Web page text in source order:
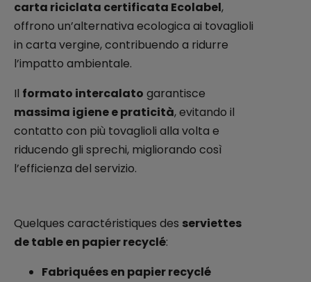
carta riciclata certificata Ecolabel,
offrono un’alternativa ecologica ai tovaglioli
in carta vergine, contribuendo a ridurre
l’impatto ambientale.
Il formato intercalato garantisce
massima igiene e praticità, evitando il
contatto con più tovaglioli alla volta e
riducendo gli sprechi, migliorando così
l’efficienza del servizio.
Quelques caractéristiques des serviettes
de table en papier recyclé:
Fabriquées en papier recyclé